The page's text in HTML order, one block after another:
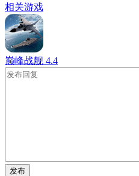
相关游戏
巅峰战舰 4.4
发布